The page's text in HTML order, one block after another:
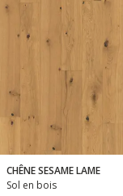
CHÊNE SESAME LAME
Sol en bois